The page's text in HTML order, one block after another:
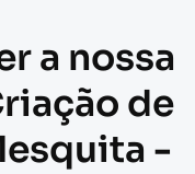
a nossa
de
-